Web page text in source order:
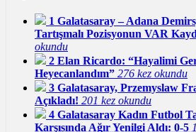
1 Galatasaray – Adana
Tartışmalı Pozisyonun VAR
okundu
2 Elan Ricardo: “Hayalimi
Heyecanlandım” 276 kez okundu
3 Galatasaray, Przemyslaw
Açıkladı! 201 kez okundu
4 Galatasaray Kadın Futbol
Karşısında Ağır Yenilgi Aldı: 0-5